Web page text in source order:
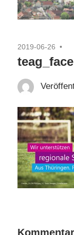
2019-06-26